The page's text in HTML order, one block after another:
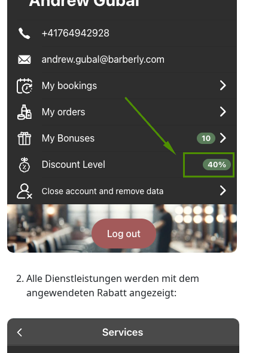
Alle Dienstleistungen werden mit dem
angewendeten Rabatt angezeigt: